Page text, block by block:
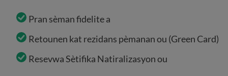
Pran sèman fidelite a
Retounen kat rezidans pèmanan ou (Green Card)
Resevwa Sètifika Natiralizasyon ou